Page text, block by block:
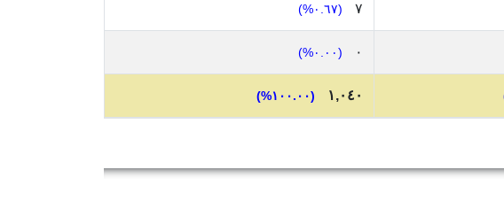
٧ (٠.٦٧%)
٠ (٠.٠٠%)
١,٠٤٠ (١٠٠.٠٠%)